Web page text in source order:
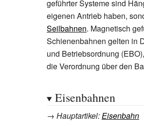
geführter Systeme sind
eigenen Antrieb haben,
Seilbahnen. Magnetisch
Schienenbahnen gelten in
und Betriebsordnung
die Verordnung über den
Eisenbahnen
→ Hauptartikel:Eisenbahn